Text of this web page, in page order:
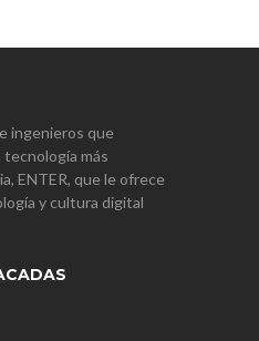
ingenieros que
tecnología más
ENTER, que le ofrece
y cultura digital